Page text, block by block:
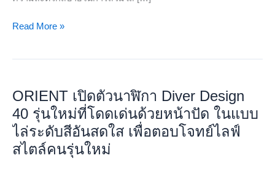
Read More »
ORIENT เปิดตัวนาฬิกา Diver Design
40 รุ่นใหม่ที่โดดเด่นด้วยหน้าปัด ในแบบ
ไล่ระดับสีอันสดใส เพื่อตอบโจทย์ไลฟ์
สไตล์คนรุ่นใหม่
ตัว
นาฬิกา
Diver
Design
40